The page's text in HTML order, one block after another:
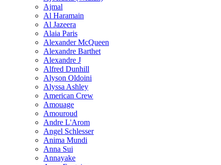
Ajmal
Al Haramain
Al Jazeera
Alaia Paris
Alexander McQueen
Alexandre Barthet
Alexandre J
Alfred Dunhill
Alyson Oldoini
Alyssa Ashley
American Crew
Amouage
Amouroud
Andre L'Arom
Angel Schlesser
Anima Mundi
Anna Sui
Annayake